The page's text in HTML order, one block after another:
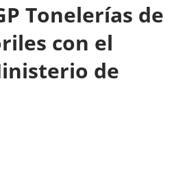
Tonelerías de
con el
de